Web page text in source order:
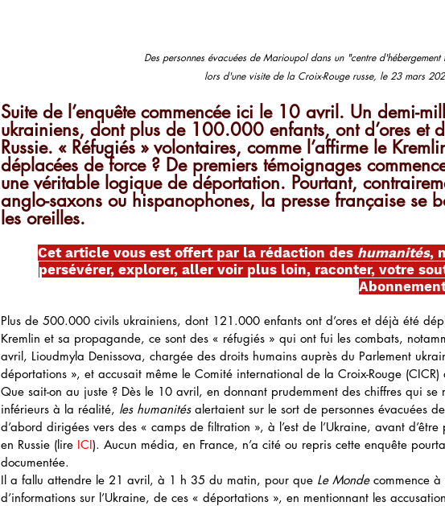
Des personnes évacuées de Marioupol dans un "centre
lors d'une visite de la Croix-Rouge russe, le 23 mars
Suite de l’enquête commencée ici le 10 avril. Un demi-
ukrainiens, dont plus de 100.000 enfants, ont d’ores et
Russie. « Réfugiés » volontaires, comme l’affirme le
déplacées de force ? De premiers témoignages
une véritable logique de déportation. Pourtant,
anglo-saxons ou hispanophones, la presse française se
les oreilles.
Cet article vous est offert par la rédaction des humanités,
persévérer, explorer, aller voir plus loin, raconter, votre
Plus de 500.000 civils ukrainiens, dont 121.000 enfants ont d’ores et déjà été
Kremlin et sa propagande, ce sont des « réfugiés » qui ont fui les combats,
avril, Lioudmyla Denissova, chargée des droits humains auprès du Parlement
déportations », et accusait même le Comité international de la Croix-Rouge (CICR)
Que sait-on au juste ? Dès le 10 avril, en donnant prudemment des chiffres qui se
inférieurs à la réalité, les humanités alertaient sur le sort de personnes évacuées
d’abord dirigées vers des « camps de filtration », à l’est de l’Ukraine, avant
en Russie (lire ICI). Aucun média, en France, n’a cité ou repris cette enquête
documentée.
Il a fallu attendre le 21 avril, à 1 h 35 du matin, pour que Le Monde commence à
d’informations sur l’Ukraine, de ces « déportations », en mentionnant les